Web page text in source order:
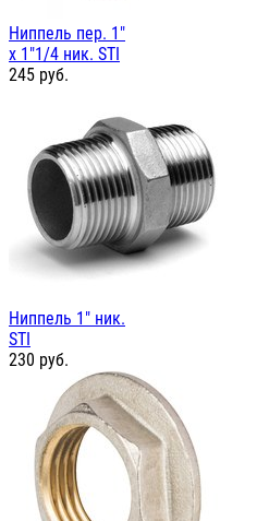
Ниппель пер. 1"
х 1"1/4 ник. STI
245 руб.
Ниппель 1" ник.
STI
230 руб.